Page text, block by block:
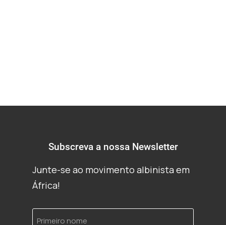
Subscreva a nossa Newsletter
Junte-se ao movimento albinista em
África!
Primeiro
nome